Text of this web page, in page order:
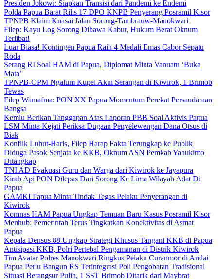
Presiden Jokowi: Siapkan Transisi dari Pandemi ke Endemi
Polda Papua Barat Rilis 17 DPO KNPB Penyerang Posramil Kisor
TPNPB Klaim Kuasai Jalan Sorong-Tambrauw-Manokwari
Filep: Kayu Log Sorong Dibawa Kabur, Hukum Berat Oknum
Terlibat!
Luar Biasa! Kontingen Papua Raih 4 Medali Emas Cabor Sepatu
Roda
Serang RI Soal HAM di Papua, Diplomat Minta Vanuatu ‘Buka
Mata’
TPNPB-OPM Ngalum Kupel Akui Serangan di Kiwirok, 1 Brimob
Tewas
Filep Wamafma: PON XX Papua Momentum Perekat Persaudaraan
Bangsa
Kemlu Berikan Tanggapan Atas Laporan PBB Soal Aktivis Papua
LSM Minta Kejati Periksa Dugaan Penyelewengan Dana Otsus di
Biak
Konflik Luhut-Haris, Filep Harap Fakta Terungkap ke Publik
Diduga Pasok Senjata ke KKB, Oknum ASN Pemkab Yahukimo
Ditangkap
TNI AD Evakuasi Guru dan Warga dari Kiwirok ke Jayapura
Kirab Api PON Dilepas Dari Sorong Ke Lima Wilayah Adat Di
Papua
GAMKI Papua Minta Tindak Tegas Pelaku Penyerangan di
Kiwirok
Komnas HAM Papua Ungkap Temuan Baru Kasus Posramil Kisor
Menhub: Pemerintah Terus Tingkatkan Konektivitas di Asmat
Papua
Kepala Densus 88 Ungkap Strategi Khusus Tangani KKB di Papua
Antisipasi KKB, Polri Pertebal Pengamanan di Distrik Kiwirok
Tim Avatar Polres Manokwari Ringkus Pelaku Curanmor di Andai
Papua Perlu Bangun RS Terintegrasi Poli Pengobatan Tradisional
Situasi Berangsur Pulih, 1 SST Brimob Ditarik dari Maybrat